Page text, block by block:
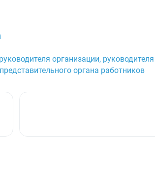
организации,
органа работников